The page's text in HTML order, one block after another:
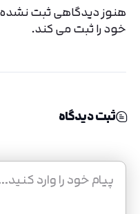
هنوز دیدگاهی ثبت
خود را ثبت می کند.
ثبت دیدگاه